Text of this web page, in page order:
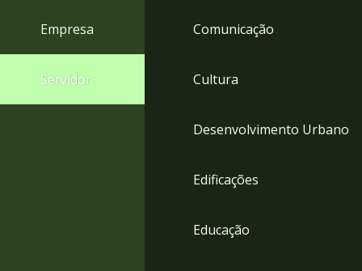
menu
para
Empresa
Servidor
Comunicação
Cultura
Desenvolvimento Urbano
Edificações
Educação